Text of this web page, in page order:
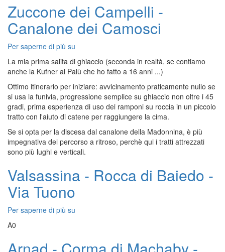
Paleria
Trango
Zuccone dei Campelli -
Canalone dei Camosci
Per saperne di più su
dei
Campelli
-
Canalone
dei
Camosci
La mia prima salita di ghiaccio (seconda in realtà, se contiamo
anche la Kufner al Palù che ho fatto a 16 anni ...)
Ottimo itinerario per iniziare: avvicinamento praticamente nullo se
si usa la funivia, progressione semplice su ghiaccio non oltre i 45
gradi, prima esperienza di uso dei ramponi su roccia in un piccolo
tratto con l'aiuto di catene per raggiungere la cima.
Se si opta per la discesa dal canalone della Madonnina, è più
impegnativa del percorso a ritroso, perchè qui i tratti attrezzati
sono più lughi e verticali.
Valsassina - Rocca di Baiedo -
Via Tuono
Per saperne di più su
Baiedo
A0